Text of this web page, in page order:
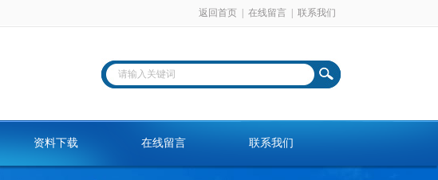
返回首页 在线留言 联系我们
资料下载 在线留言 联系我们